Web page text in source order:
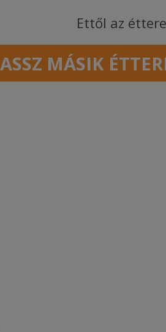
Ettől az
MÁSIK